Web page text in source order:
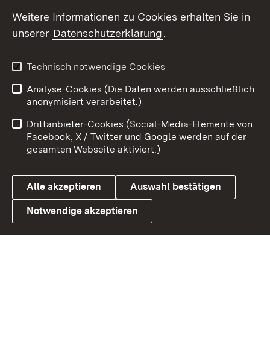
Social Wall
X / Twitter
Youtube
Link zum Landesportal
Benutzungshinweise
Barrierefreiheit
Datenschutz
Cookies
Weitere Informationen zu Cookies erhalten Sie in
unserer Datenschutzerklärung.
Technisch notwendige Cookies
Analyse-Cookies (Die Daten werden ausschließlich
anonymisiert verarbeitet.)
Drittanbieter-Cookies (Social-Media-Elemente von
Facebook, X / Twitter und Google werden auf der
gesamten Webseite aktiviert.)
Alle akzeptieren Auswahl bestätigen
Notwendige akzeptieren